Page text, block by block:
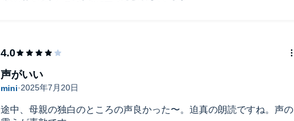
途中、母親の独白のところの声良かった〜。迫真の朗読ですね。声の
声がいい